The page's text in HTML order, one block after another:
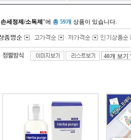
손세정제/소독제 "에 총 59개 상품이 있습니다.